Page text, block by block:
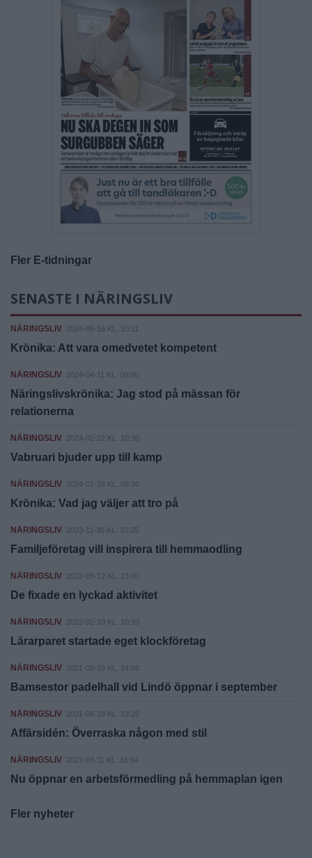
Fler E-tidningar
SENASTE I NÄRINGSLIV
NÄRINGSLIV 2024-05-16 KL. 10:11
Krönika: Att vara omedvetet kompetent
NÄRINGSLIV 2024-04-11 KL. 09:00
Näringslivskrönika: Jag stod på mässan för
relationerna
NÄRINGSLIV 2024-02-22 KL. 10:30
Vabruari bjuder upp till kamp
NÄRINGSLIV 2024-01-18 KL. 09:30
Krönika: Vad jag väljer att tro på
NÄRINGSLIV 2023-11-30 KL. 10:25
Familjeföretag vill inspirera till hemmaodling
NÄRINGSLIV 2022-05-12 KL. 13:00
De fixade en lyckad aktivitet
NÄRINGSLIV 2022-02-10 KL. 10:10
Lärarparet startade eget klockföretag
NÄRINGSLIV 2021-08-19 KL. 14:08
Bamsestor padelhall vid Lindö öppnar i september
NÄRINGSLIV 2021-08-19 KL. 13:29
Affärsidén: Överraska någon med stil
NÄRINGSLIV 2021-03-11 KL. 16:04
Nu öppnar en arbetsförmedling på hemmaplan igen
Fler nyheter